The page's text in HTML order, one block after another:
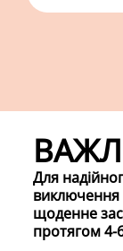
Для
щоденне
протягом 4-